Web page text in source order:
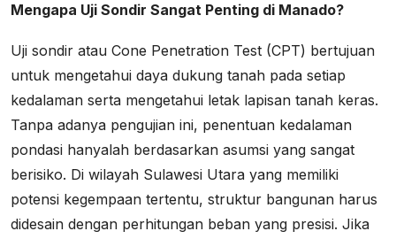
Mengapa Uji Sondir Sangat Penting di Manado?
Uji sondir atau Cone Penetration Test (CPT) bertujuan
untuk mengetahui daya dukung tanah pada setiap
kedalaman serta mengetahui letak lapisan tanah keras.
Tanpa adanya pengujian ini, penentuan kedalaman
pondasi hanyalah berdasarkan asumsi yang sangat
berisiko. Di wilayah Sulawesi Utara yang memiliki
potensi kegempaan tertentu, struktur bangunan harus
didesain dengan perhitungan beban yang presisi. Jika